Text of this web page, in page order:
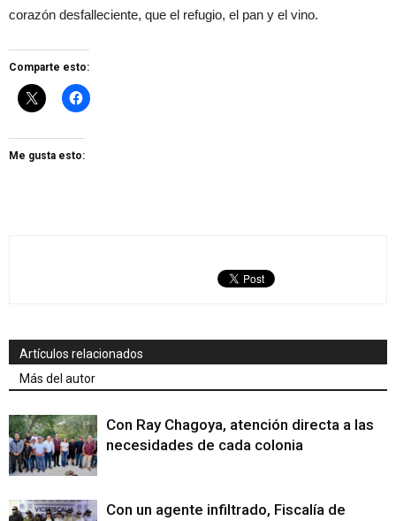
corazón desfalleciente, que el refugio, el pan y el vino.
Comparte esto:
Me gusta esto:
Artículos relacionados
Más del autor
Con Ray Chagoya, atención directa a las
necesidades de cada colonia
Con un agente infiltrado, Fiscalía de